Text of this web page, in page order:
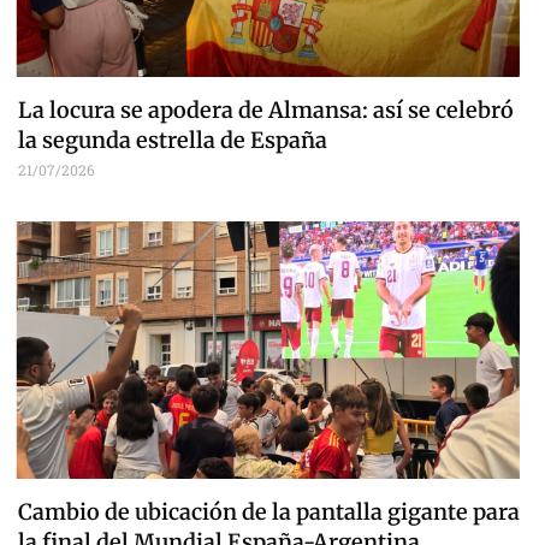
La locura se apodera de Almansa: así se celebró
la segunda estrella de España
21/07/2026
Cambio de ubicación de la pantalla gigante para